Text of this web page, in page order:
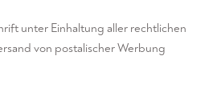
unter Einhaltung aller rechtlichen
von postalischer Werbung